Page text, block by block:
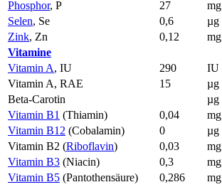
Phosphor, P 27
mg
Selen, Se 0,6
µg
Zink, Zn 0,12
mg
Vitamine
Vitamin A, IU 290
IU
Vitamin A, RAE
15
µg
Beta-Carotin
µg
Vitamin B1 (Thiamin) 0,04
mg
Vitamin B12 (Cobalamin) 0
µg
Vitamin B2 (Riboflavin) 0,03
mg
Vitamin B3 (Niacin) 0,3
mg
Vitamin B5 (Pantothensäure) 0,286
mg